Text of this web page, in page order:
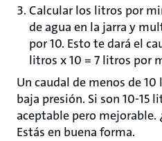
Calcular los litros por
de agua en la jarra y
por 10. Esto te dará el
litros x 10 = 7 litros por
Un caudal de menos de
baja presión. Si son 10-15
aceptable pero mejorable.
Estás en buena forma.